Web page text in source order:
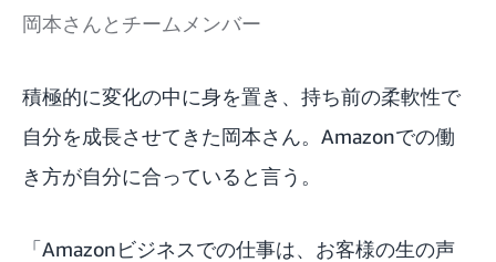
岡本さんとチームメンバー
積極的に変化の中に身を置き、持ち前の柔軟性で
自分を成長させてきた岡本さん。Amazonでの働
き方が自分に合っていると言う。
「Amazonビジネスでの仕事は、お客様の生の声